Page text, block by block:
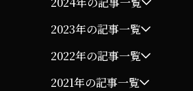
2023年の記事一覧
2022年の記事一覧
2021年の記事一覧